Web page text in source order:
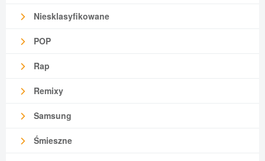
Niesklasyfikowane
POP
Rap
Remixy
Samsung
Śmieszne